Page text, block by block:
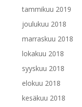
tammikuu 2019
joulukuu 2018
marraskuu 2018
lokakuu 2018
syyskuu 2018
elokuu 2018
kesäkuu 2018